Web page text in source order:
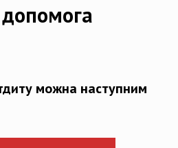
можна наступним